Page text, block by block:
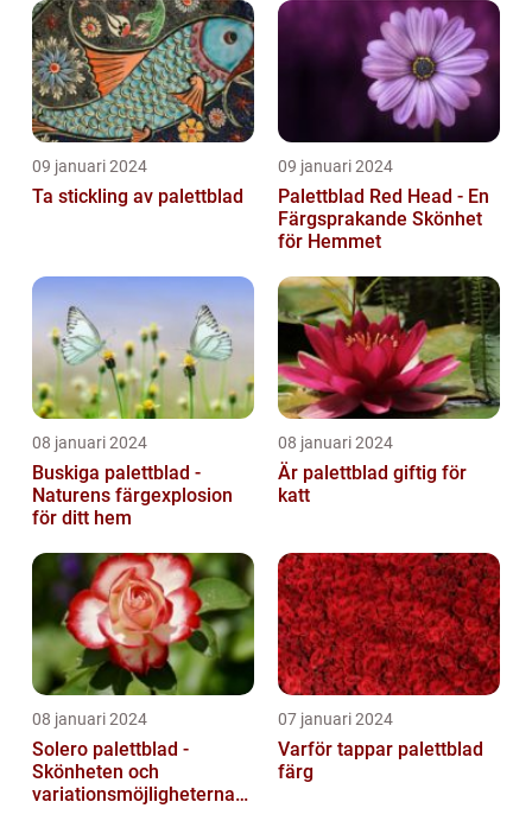
09 januari 2024
Ta stickling av palettblad
09 januari 2024
Palettblad Red Head - En
Färgsprakande Skönhet
för Hemmet
08 januari 2024
Buskiga palettblad -
Naturens färgexplosion
för ditt hem
08 januari 2024
Är palettblad giftig för
katt
08 januari 2024
Solero palettblad -
Skönheten och
variationsmöjligheterna
07 januari 2024
Varför tappar palettblad
färg